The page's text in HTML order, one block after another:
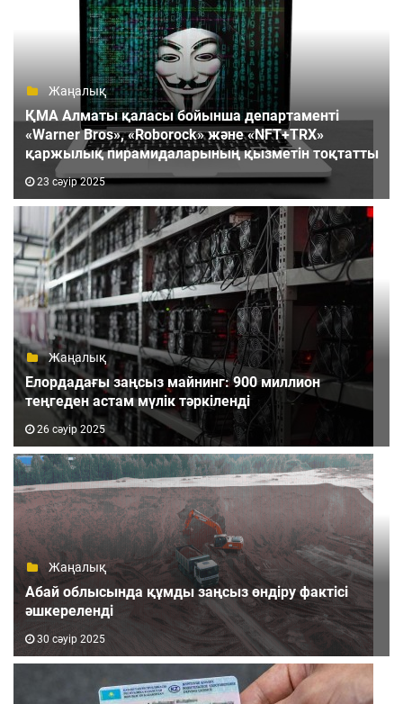
Жаңалық
ҚМА Алматы қаласы бойынша департаменті
«Warner Bros», «Roborock» және «NFT+TRX»
қаржылық пирамидаларының қызметін тоқтатты
23 сәуір 2025
Жаңалық
Елордадағы заңсыз майнинг: 900 миллион
теңгеден астам мүлік тәркіленді
26 сәуір 2025
Жаңалық
Абай облысында құмды заңсыз өндіру фактісі
әшкереленді
30 сәуір 2025